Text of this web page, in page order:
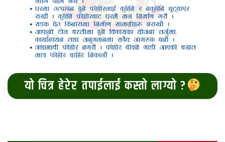
यो चित्र हेरेर तपाईलाई कस्तो लाग्यो ?